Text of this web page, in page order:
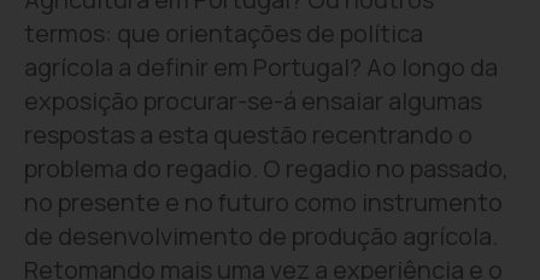
termos: que orientações de política
agrícola a definir em Portugal? Ao longo da
exposição procurar-se-á ensaiar algumas
respostas a esta questão recentrando o
problema do regadio. O regadio no passado,
no presente e no futuro como instrumento
de desenvolvimento de produção agrícola.
Retomando mais uma vez a experiência e o